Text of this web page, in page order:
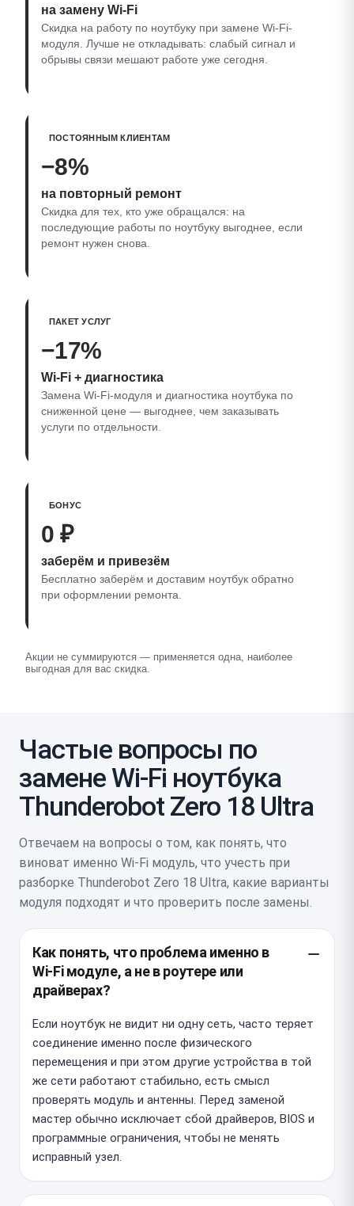
на замену Wi‑Fi
Скидка на работу по ноутбуку при замене Wi‑Fi-
модуля. Лучше не откладывать: слабый сигнал и
обрывы связи мешают работе уже сегодня.
ПОСТОЯННЫМ КЛИЕНТАМ
−8%
на повторный ремонт
Скидка для тех, кто уже обращался: на
последующие работы по ноутбуку выгоднее, если
ремонт нужен снова.
ПАКЕТ УСЛУГ
−17%
Wi‑Fi + диагностика
Замена Wi‑Fi-модуля и диагностика ноутбука по
сниженной цене — выгоднее, чем заказывать
услуги по отдельности.
БОНУС
0 ₽
заберём и привезём
Бесплатно заберём и доставим ноутбук обратно
при оформлении ремонта.
Акции не суммируются — применяется одна, наиболее
выгодная для вас скидка.
Частые вопросы по
замене Wi-Fi ноутбука
Thunderobot Zero 18 Ultra
Отвечаем на вопросы о том, как понять, что
виноват именно Wi‑Fi модуль, что учесть при
разборке Thunderobot Zero 18 Ultra, какие варианты
модуля подходят и что проверить после замены.
Как понять, что проблема именно в
Wi‑Fi модуле, а не в роутере или
драйверах?
Если ноутбук не видит ни одну сеть, часто теряет
соединение именно после физического
перемещения и при этом другие устройства в той
же сети работают стабильно, есть смысл
проверять модуль и антенны. Перед заменой
мастер обычно исключает сбой драйверов, BIOS и
программные ограничения, чтобы не менять
исправный узел.